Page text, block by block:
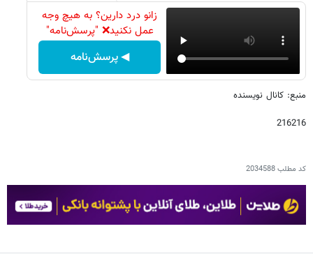
زانو درد دارین؟ به هیچ وجه
عمل نکنید❌ "پرسش‌نامه"
◀ پرسش‌نامه
منبع: کانال نویسنده
216216
کد مطلب2034588